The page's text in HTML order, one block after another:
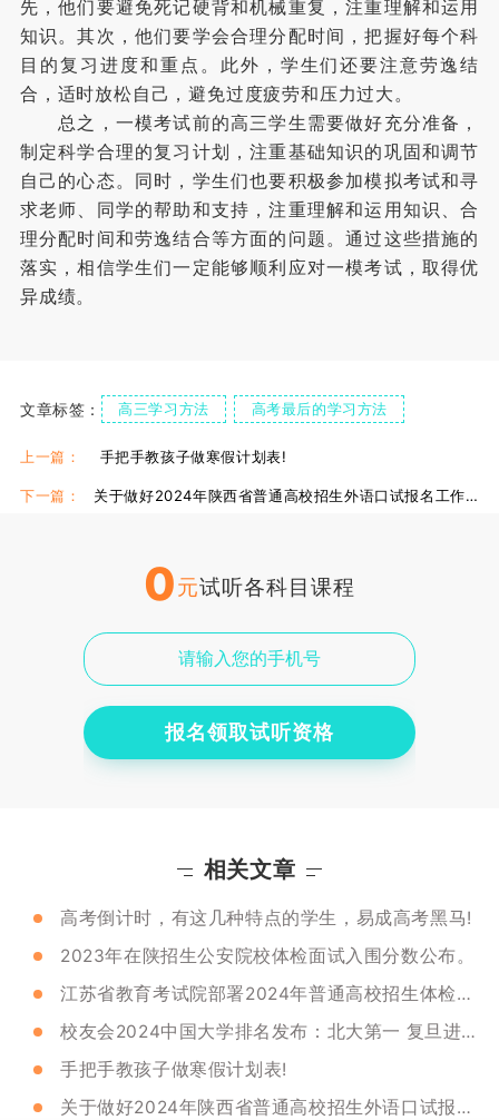
先，他们要避免死记硬背和机械重复，注重理解和运用
知识。其次，他们要学会合理分配时间，把握好每个科
目的复习进度和重点。此外，学生们还要注意劳逸结
合，适时放松自己，避免过度疲劳和压力过大。
总之，一模考试前的高三学生需要做好充分准备，
制定科学合理的复习计划，注重基础知识的巩固和调节
自己的心态。同时，学生们也要积极参加模拟考试和寻
求老师、同学的帮助和支持，注重理解和运用知识、合
理分配时间和劳逸结合等方面的问题。通过这些措施的
落实，相信学生们一定能够顺利应对一模考试，取得优
异成绩。
文章标签： 高三学习方法 高考最后的学习方法
上一篇： 手把手教孩子做寒假计划表!
下一篇： 关于做好2024年陕西省普通高校招生外语口试报名工作的通知
0元试听各科目课程
报名领取试听资格
相关文章
高考倒计时，有这几种特点的学生，易成高考黑马!
2023年在陕招生公安院校体检面试入围分数公布。
江苏省教育考试院部署2024年普通高校招生体检工作
校友会2024中国大学排名发布：北大第一 复旦进前三
手把手教孩子做寒假计划表!
关于做好2024年陕西省普通高校招生外语口试报名工作的通知